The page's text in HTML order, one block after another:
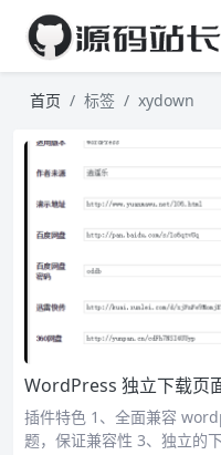
首页 标签 xydown
WordPress 独立下载页
插件特色 1、全面兼容
题，保证兼容性 3、独立的